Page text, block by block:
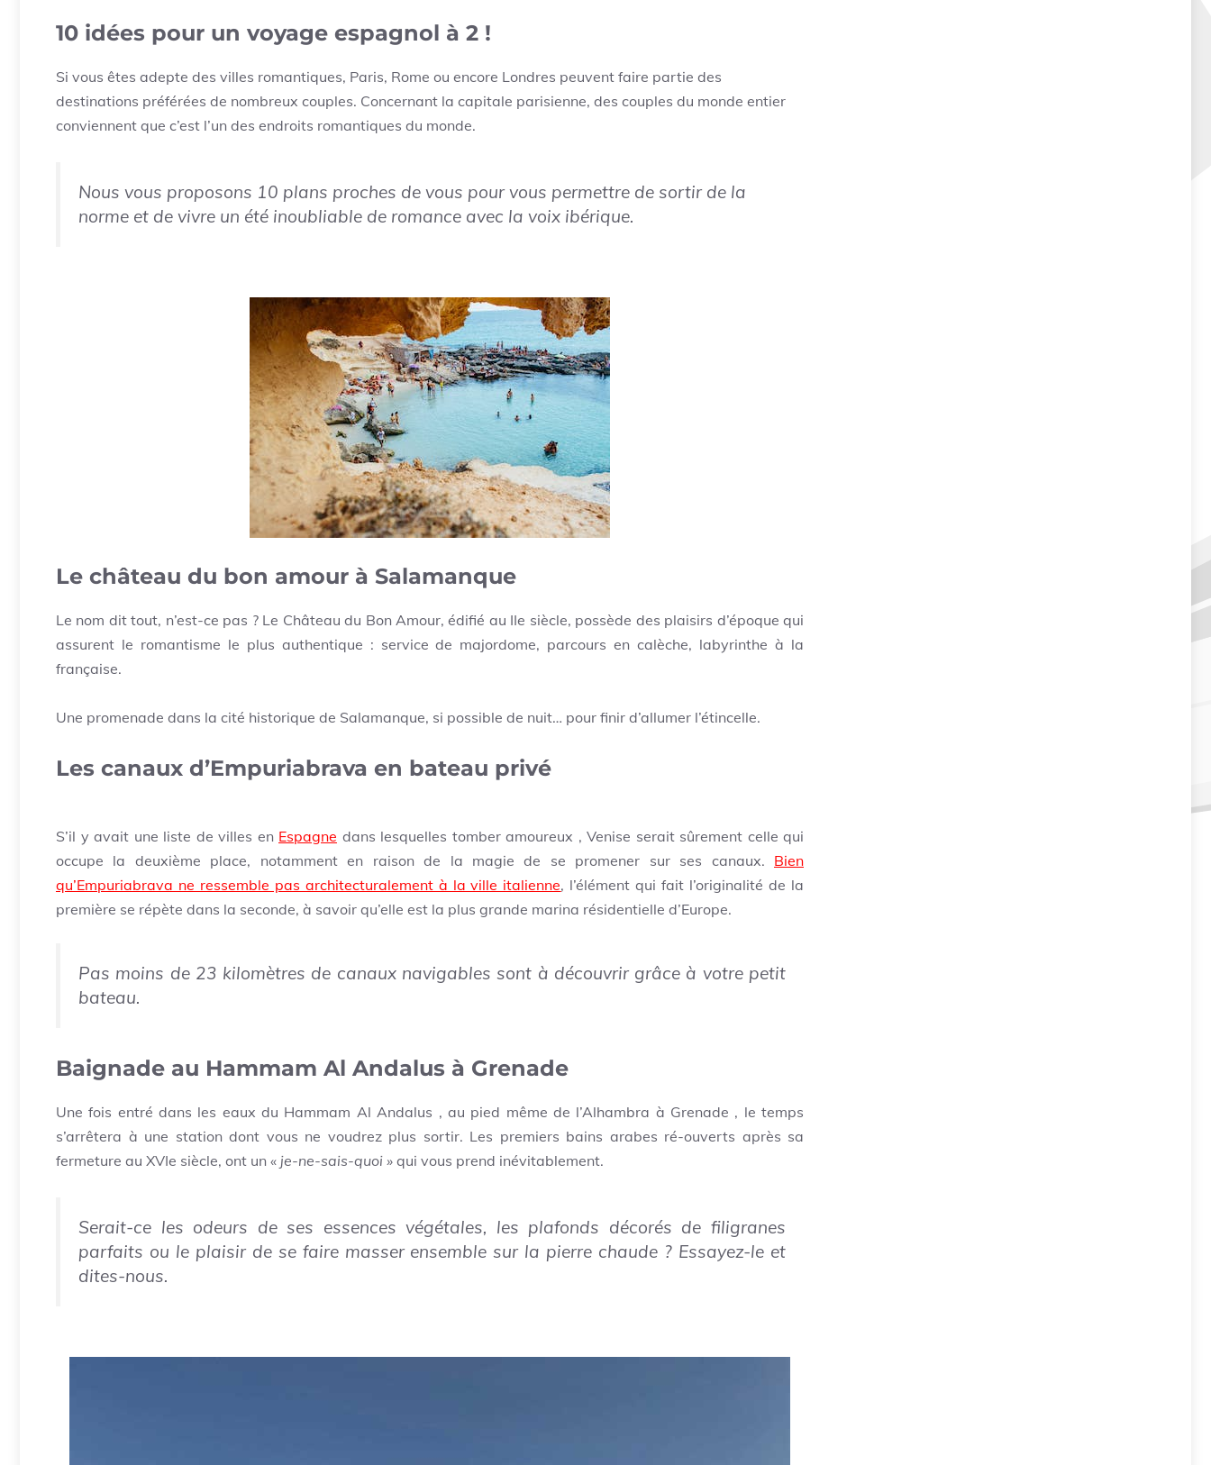
10 idées pour un voyage espagnol à 2 !
Si vous êtes adepte des villes romantiques, Paris, Rome ou encore Londres peuvent faire partie des
destinations préférées de nombreux couples. Concernant la capitale parisienne, des couples du monde entier
conviennent que c’est l’un des endroits romantiques du monde.
Nous vous proposons 10 plans proches de vous pour vous permettre de sortir de la
norme et de vivre un été inoubliable de romance avec la voix ibérique.
Le château du bon amour à Salamanque
Le nom dit tout, n’est-ce pas ? Le Château du Bon Amour, édifié au IIe siècle, possède des plaisirs d’époque qui
assurent le romantisme le plus authentique : service de majordome, parcours en calèche, labyrinthe à la
française.
Une promenade dans la cité historique de Salamanque, si possible de nuit… pour finir d’allumer l’étincelle.
Les canaux d’Empuriabrava en bateau privé
S’il y avait une liste de villes en Espagne dans lesquelles tomber amoureux , Venise serait sûrement celle qui
occupe la deuxième place, notamment en raison de la magie de se promener sur ses canaux. Bien
qu’Empuriabrava ne ressemble pas architecturalement à la ville italienne, l’élément qui fait l’originalité de la
première se répète dans la seconde, à savoir qu’elle est la plus grande marina résidentielle d’Europe.
Pas moins de 23 kilomètres de canaux navigables sont à découvrir grâce à votre petit
bateau.
Baignade au Hammam Al Andalus à Grenade
Une fois entré dans les eaux du Hammam Al Andalus , au pied même de l’Alhambra à Grenade , le temps
s’arrêtera à une station dont vous ne voudrez plus sortir. Les premiers bains arabes ré-ouverts après sa
fermeture au XVIe siècle, ont un « je-ne-sais-quoi » qui vous prend inévitablement.
Serait-ce les odeurs de ses essences végétales, les plafonds décorés de filigranes
parfaits ou le plaisir de se faire masser ensemble sur la pierre chaude ? Essayez-le et
dites-nous.